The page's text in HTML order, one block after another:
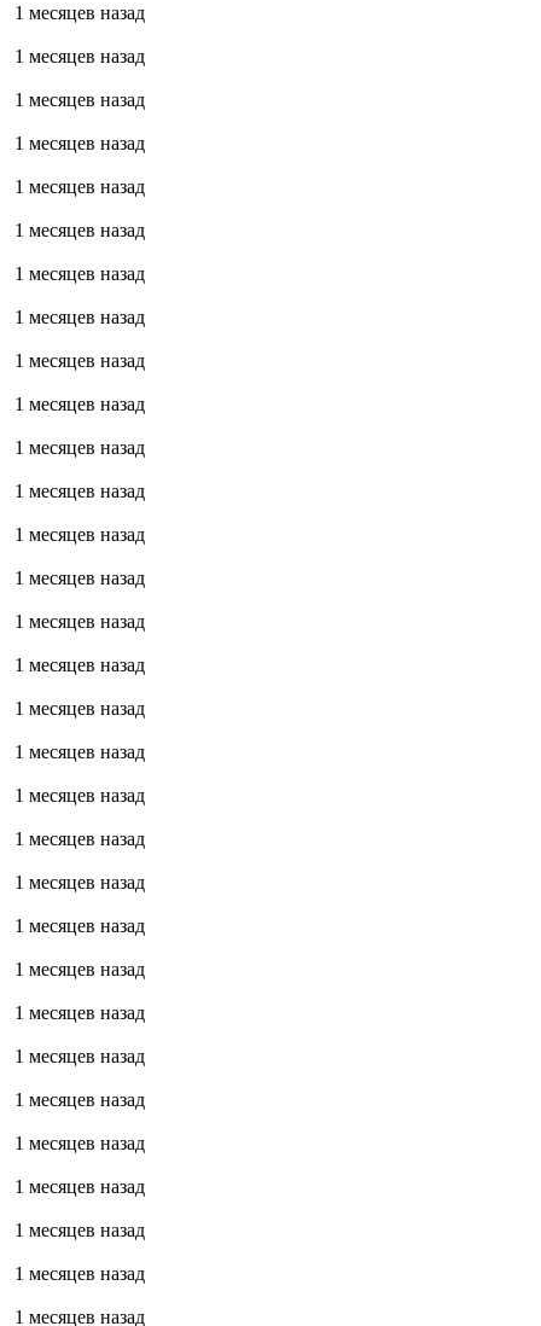
1 месяцев назад
1 месяцев назад
1 месяцев назад
1 месяцев назад
1 месяцев назад
1 месяцев назад
1 месяцев назад
1 месяцев назад
1 месяцев назад
1 месяцев назад
1 месяцев назад
1 месяцев назад
1 месяцев назад
1 месяцев назад
1 месяцев назад
1 месяцев назад
1 месяцев назад
1 месяцев назад
1 месяцев назад
1 месяцев назад
1 месяцев назад
1 месяцев назад
1 месяцев назад
1 месяцев назад
1 месяцев назад
1 месяцев назад
1 месяцев назад
1 месяцев назад
1 месяцев назад
1 месяцев назад
1 месяцев назад